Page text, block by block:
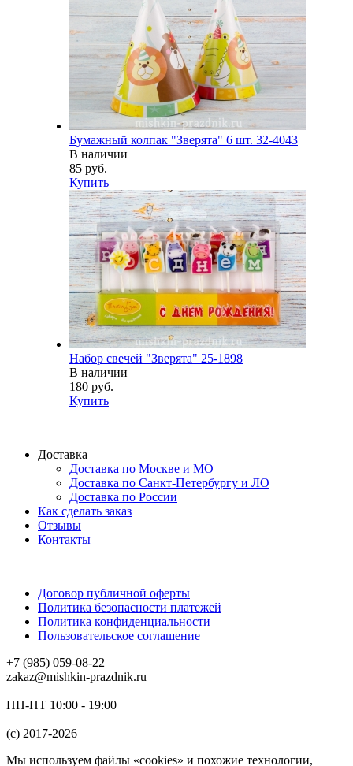
Бумажный колпак "Зверята" 6 шт. 32-4043
В наличии
85 руб.
Купить
Набор свечей "Зверята" 25-1898
В наличии
180 руб.
Купить
Доставка
Доставка по Москве и МО
Доставка по Санкт-Петербургу и ЛО
Доставка по России
Как сделать заказ
Отзывы
Контакты
Договор публичной оферты
Политика безопасности платежей
Политика конфиденциальности
Пользовательское соглашение
+7 (985) 059-08-22
zakaz@mishkin-prazdnik.ru
ПН-ПТ 10:00 - 19:00
(c) 2017-2026
Мы используем файлы «cookies» и похожие технологии,